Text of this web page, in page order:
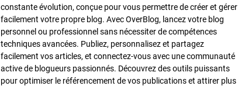
constante évolution, conçue pour vous permettre de créer et gérer
facilement votre propre blog. Avec OverBlog, lancez votre blog
personnel ou professionnel sans nécessiter de compétences
techniques avancées. Publiez, personnalisez et partagez
facilement vos articles, et connectez-vous avec une communauté
active de blogueurs passionnés. Découvrez des outils puissants
pour optimiser le référencement de vos publications et attirer plus